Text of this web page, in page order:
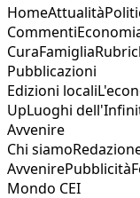
HomeAttualità
Commenti
CuraFamiglia
Pubblicazioni
Edizioni locali
UpLuoghi
Avvenire
Chi siamo
AvvenirePubblicità
Mondo CEI